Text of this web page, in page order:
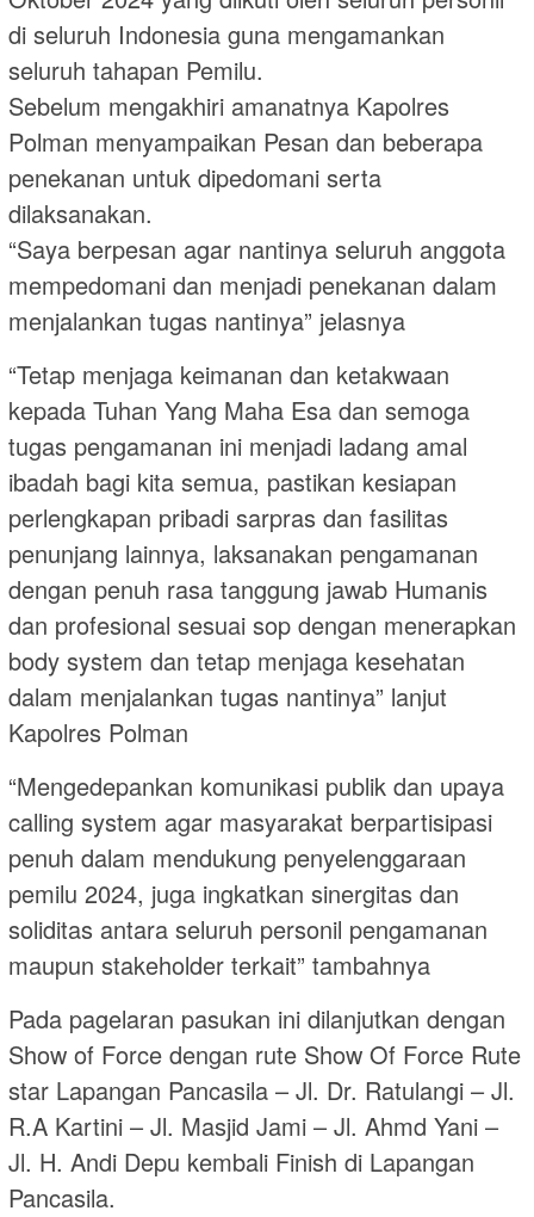
di seluruh Indonesia guna mengamankan
seluruh tahapan Pemilu.
Sebelum mengakhiri amanatnya Kapolres
Polman menyampaikan Pesan dan beberapa
penekanan untuk dipedomani serta
dilaksanakan.
“Saya berpesan agar nantinya seluruh anggota
mempedomani dan menjadi penekanan dalam
menjalankan tugas nantinya” jelasnya
“Tetap menjaga keimanan dan ketakwaan
kepada Tuhan Yang Maha Esa dan semoga
tugas pengamanan ini menjadi ladang amal
ibadah bagi kita semua, pastikan kesiapan
perlengkapan pribadi sarpras dan fasilitas
penunjang lainnya, laksanakan pengamanan
dengan penuh rasa tanggung jawab Humanis
dan profesional sesuai sop dengan menerapkan
body system dan tetap menjaga kesehatan
dalam menjalankan tugas nantinya” lanjut
Kapolres Polman
“Mengedepankan komunikasi publik dan upaya
calling system agar masyarakat berpartisipasi
penuh dalam mendukung penyelenggaraan
pemilu 2024, juga ingkatkan sinergitas dan
soliditas antara seluruh personil pengamanan
maupun stakeholder terkait” tambahnya
Pada pagelaran pasukan ini dilanjutkan dengan
Show of Force dengan rute Show Of Force Rute
star Lapangan Pancasila – Jl. Dr. Ratulangi – Jl.
R.A Kartini – Jl. Masjid Jami – Jl. Ahmd Yani –
Jl. H. Andi Depu kembali Finish di Lapangan
Pancasila.